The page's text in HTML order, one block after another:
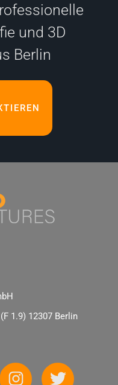
und 3D
Berlin
1.9) 12307 Berlin